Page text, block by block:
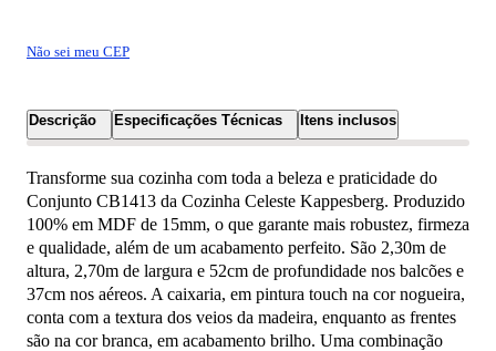
Não sei meu CEP
Descrição Especificações Técnicas Itens inclusos
Transforme sua cozinha com toda a beleza e praticidade do
Conjunto CB1413 da Cozinha Celeste Kappesberg. Produzido
100% em MDF de 15mm, o que garante mais robustez, firmeza
e qualidade, além de um acabamento perfeito. São 2,30m de
altura, 2,70m de largura e 52cm de profundidade nos balcões e
37cm nos aéreos. A caixaria, em pintura touch na cor nogueira,
conta com a textura dos veios da madeira, enquanto as frentes
são na cor branca, em acabamento brilho. Uma combinação